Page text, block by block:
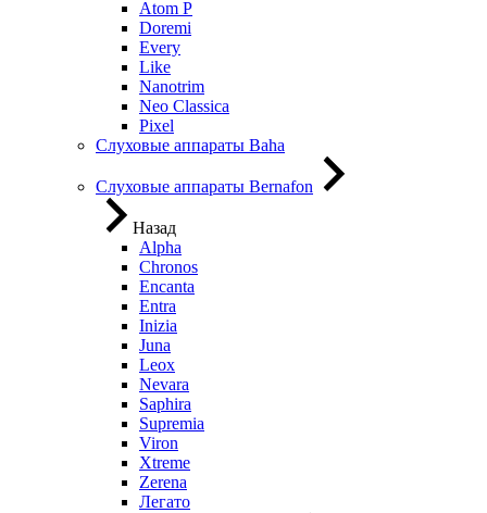
Atom P
Doremi
Every
Like
Nanotrim
Neo Classica
Pixel
Слуховые аппараты Baha
Слуховые аппараты Bernafon
Назад
Alpha
Chronos
Encanta
Entra
Inizia
Juna
Leox
Nevara
Saphira
Supremia
Viron
Xtreme
Zerena
Легато